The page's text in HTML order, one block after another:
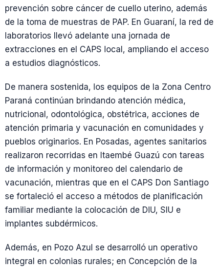
prevención sobre cáncer de cuello uterino, además
de la toma de muestras de PAP. En Guaraní, la red de
laboratorios llevó adelante una jornada de
extracciones en el CAPS local, ampliando el acceso
a estudios diagnósticos.
De manera sostenida, los equipos de la Zona Centro
Paraná continúan brindando atención médica,
nutricional, odontológica, obstétrica, acciones de
atención primaria y vacunación en comunidades y
pueblos originarios. En Posadas, agentes sanitarios
realizaron recorridas en Itaembé Guazú con tareas
de información y monitoreo del calendario de
vacunación, mientras que en el CAPS Don Santiago
se fortaleció el acceso a métodos de planificación
familiar mediante la colocación de DIU, SIU e
implantes subdérmicos.
Además, en Pozo Azul se desarrolló un operativo
integral en colonias rurales; en Concepción de la